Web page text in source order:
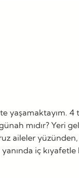
yaşamaktayım.
mıdır? Yeri
aileler
iç